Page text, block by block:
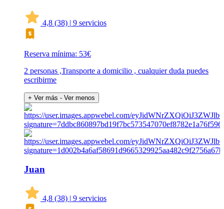
4,8 (38) | 9 servicios
Reserva mínima: 53€
2 personas ,Transporte a domicilio , cualquier duda puedes
escribirme
+ Ver más - Ver menos
Juan
4,8 (38) | 9 servicios